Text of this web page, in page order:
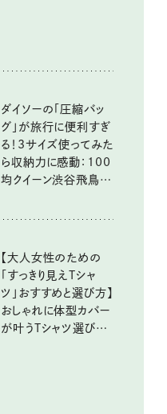
ダイソーの「圧縮バッ
グ」が旅行に便利すぎ
る！3サイズ使ってみた
ら収納力に感動：100
均クイーン渋谷飛鳥の
【大人女性のための
「すっきり見えTシャ
ツ」おすすめと選び方】
おしゃれに体型カバー
が叶うTシャツ選びの